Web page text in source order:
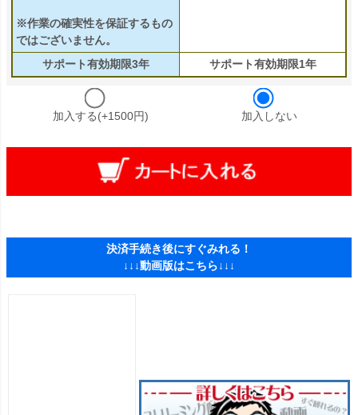
※作業の確実性を保証するもの
ではございません。
サポート有効期限3年 サポート有効期限1年
加入する(+1500円) 加入しない
決済手続き後にすぐみれる！
↓↓↓動画版はこちら↓↓↓